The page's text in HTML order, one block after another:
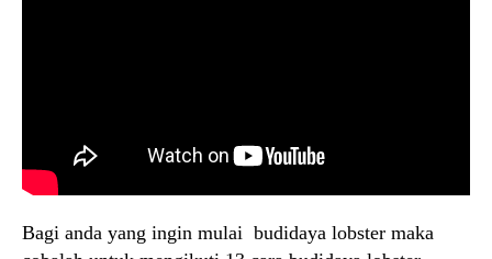
Bagi anda yang ingin mulai budidaya lobster maka